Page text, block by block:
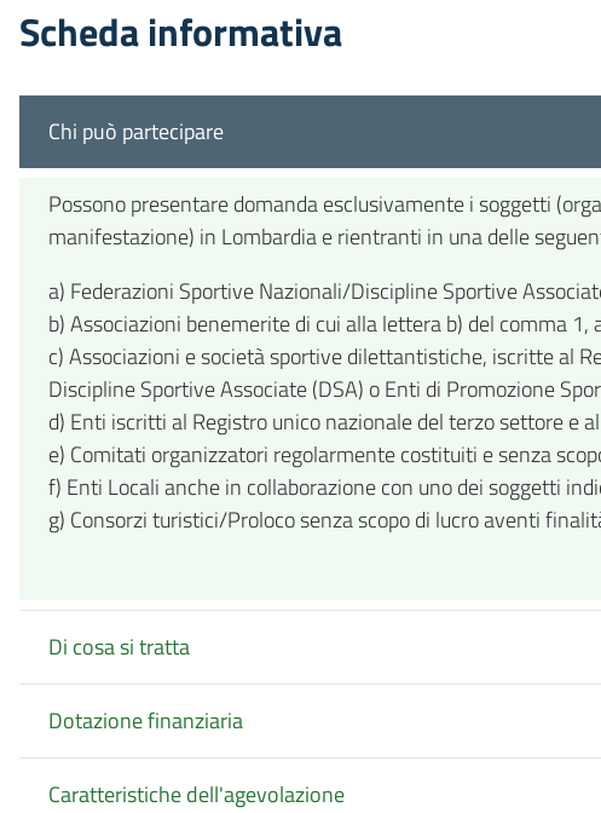
Scheda informativa
Chi può partecipare
Possono presentare domanda esclusivamente i soggetti
manifestazione) in Lombardia e rientranti in una delle
a) Federazioni Sportive Nazionali/Discipline Sportive
b) Associazioni benemerite di cui alla lettera b) del comma
c) Associazioni e società sportive dilettantistiche, iscritte al
Discipline Sportive Associate (DSA) o Enti di Promozione
d) Enti iscritti al Registro unico nazionale del terzo settore e
e) Comitati organizzatori regolarmente costituiti e senza
f) Enti Locali anche in collaborazione con uno dei soggetti
g) Consorzi turistici/Proloco senza scopo di lucro aventi
Di cosa si tratta
Dotazione finanziaria
Caratteristiche dell'agevolazione